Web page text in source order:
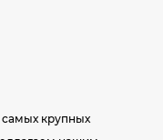
крупных